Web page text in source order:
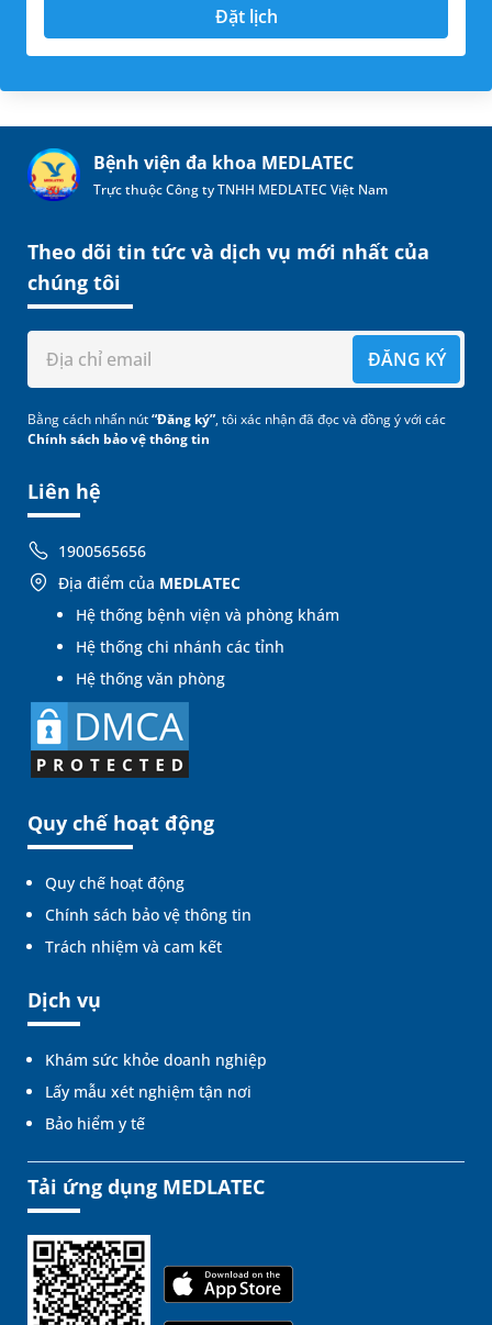
Đặt lịch
Bệnh viện đa khoa MEDLATEC
Trực thuộc Công ty TNHH MEDLATEC Việt Nam
Liên hệ
1900565656
Địa điểm của MEDLATEC
Hệ thống bệnh viện và phòng khám
Hệ thống chi nhánh các tỉnh
Hệ thống văn phòng
Quy chế hoạt động
Quy chế hoạt động
Chính sách bảo vệ thông tin
Trách nhiệm và cam kết
Dịch vụ
Khám sức khỏe doanh nghiệp
Lấy mẫu xét nghiệm tận nơi
Bảo hiểm y tế
Theo dõi tin tức và dịch vụ mới nhất của
chúng tôi
ĐĂNG KÝ
Bằng cách nhấn nút“Đăng ký”, tôi xác nhận đã đọc và đồng ý với các
Chính sách bảo vệ thông tin
Tải ứng dụng MEDLATEC